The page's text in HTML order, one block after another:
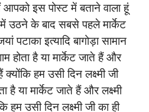
इस पोस्ट में बताने वाला हूं
उठने के बाद सबसे पहले मार्केट
पटाका इत्यादि बागोड़ा सामान
होता है या मार्केट जाते हैं और
क्योंकि हम उसी दिन लक्ष्मी जी
है या मार्केट जाते हैं और लक्ष्मी
हम उसी दिन लक्ष्मी जी का ही